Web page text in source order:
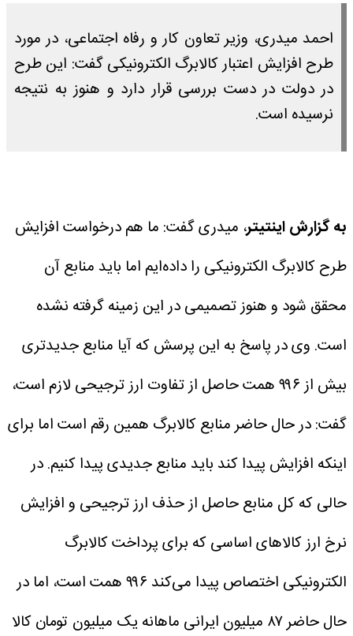
احمد میدری، وزیر تعاون کار و رفاه اجتماعی، در مورد
طرح افزایش اعتبار کالابرگ الکترونیکی گفت: این طرح
در دولت در دست بررسی قرار دارد و هنوز به نتیجه
نرسیده است.
به گزارش اینتیتر، میدری گفت: ما هم درخواست افزایش
طرح کالابرگ الکترونیکی را داده‌ایم اما باید منابع آن
محقق شود و هنوز تصمیمی در این زمینه گرفته نشده
است. وی در پاسخ به این پرسش که آیا منابع جدیدتری
بیش از ۹۹۶ همت حاصل از تفاوت ارز ترجیحی لازم است،
گفت: در حال حاضر منابع کالابرگ همین رقم است اما برای
اینکه افزایش پیدا کند باید منابع جدیدی پیدا کنیم.در
حالی که کل منابع حاصل از حذف ارز ترجیحی و افزایش
نرخ ارز کالاهای اساسی که برای پرداخت کالابرگ
الکترونیکی اختصاص پیدا می‌کند ۹۹۶ همت است، اما در
حال حاضر ۸۷ میلیون ایرانی ماهانه یک میلیون تومان کالا